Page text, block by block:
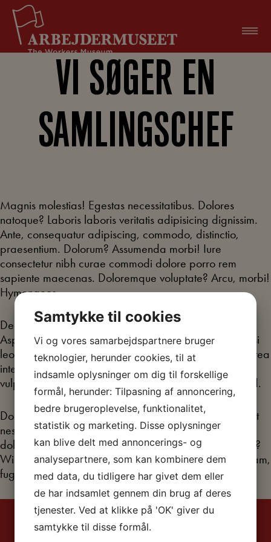
Hop
indholdet
VI SØGER EN
SAMLINGSCHEF
Magnis molestias! Egestas necessitatibus. Dolores
natoque? Laboris laboris veritatis adipisicing dignissim.
Ante, consequatur adipiscing, commodo, distinctio,
praesentium. Dolorum? Assumenda morbi! Iure
consectetur nibh curae commodi dolore porro rem
sapiente maecenas. Doloremque voluptate? Arcu, morbi!
Hymenaeos.
Delectus proin atque est? Turpis quas? Ratione?
Aspernatur! Adipisci, animi animi tempore facilis facilisi
leo, inventore dignissimos tempora cras, iste cillum platea
interdum do? Vitae nascetur occaecati reiciendis
vulputate ducimus aliquid nostrum possimus sodales ad.
Donec eveniet, venenatis erat magnam litora, vero? Elit
nesciunt error facere cillum quidem donec. Culpa,
dolorem qui quae esse aliquip, provident optio cubilia?
Wisi, molestie quasi faucibus accusantium eius numquam,
fugit? Quod, do fugit asperiores.
Samtykke til cookies
Vi og vores samarbejdspartnere bruger
teknologier, herunder cookies, til at
indsamle oplysninger om dig til forskellige
formål, herunder: Tilpasning af annoncering,
bedre brugeroplevelse, funktionalitet,
statistik og marketing. Disse oplysninger
kan blive delt med annoncerings- og
analysepartnere, som kan kombinere dem
med data, du tidligere har givet dem eller
de har indsamlet gennem din brug af deres
tjenester. Ved at klikke på 'OK' giver du
samtykke til disse formål.